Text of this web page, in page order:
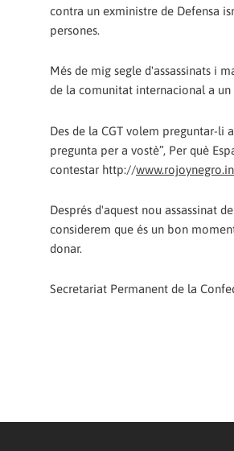
contra un exministre de Defensa
persones.
Més de mig segle d'assassinats i
de la comunitat internacional a
Des de la CGT volem preguntar-li
pregunta per a vostè”, Per què
contestar http://
Després d'aquest nou assassinat
considerem que és un bon
donar.
Secretariat Permanent de la